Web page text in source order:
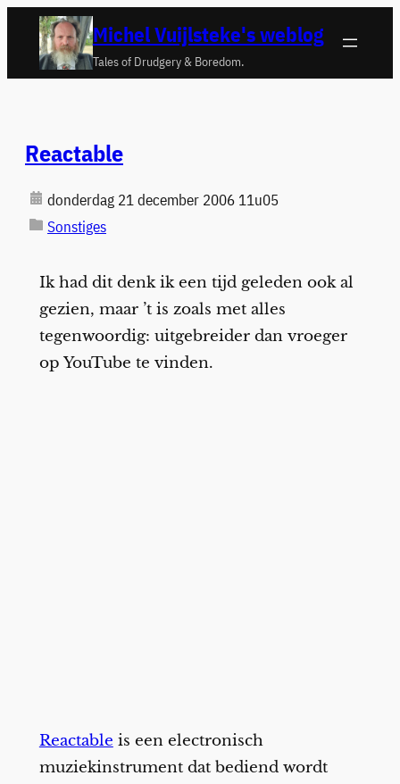
naar
Michel Vuijlsteke's weblog
Tales of Drudgery & Boredom.
Reactable
donderdag 21 december 2006 11u05
Sonstiges
Ik had dit denk ik een tijd geleden ook al
gezien, maar ’t is zoals met alles
tegenwoordig: uitgebreider dan vroeger
op YouTube te vinden.
Reactable is een electronisch
muziekinstrument dat bediend wordt